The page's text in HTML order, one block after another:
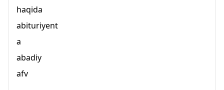
haqida
abituriyent
a
abadiy
afv